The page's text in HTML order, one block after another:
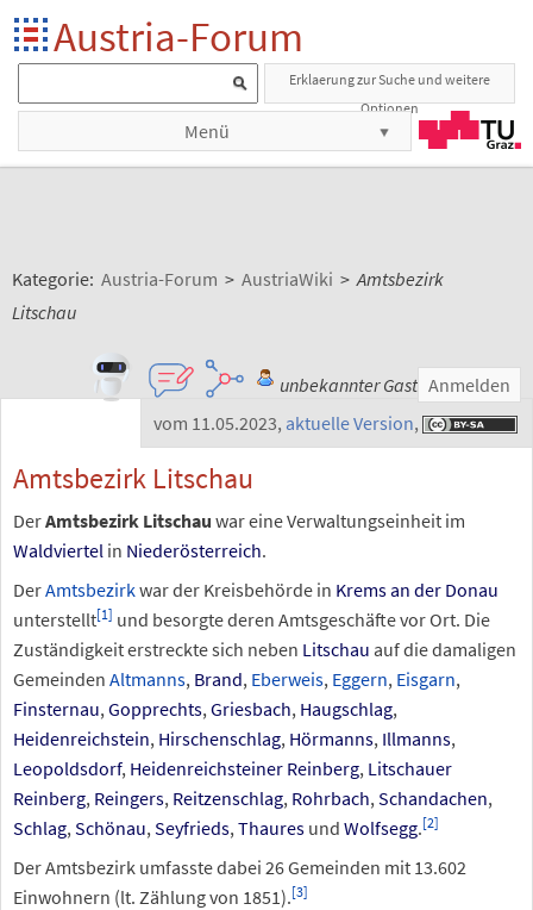
Austria-Forum
Erklaerung zur Suche und weitere
Optionen
Menü
Kategorie: Austria-Forum > AustriaWiki > Amtsbezirk
Litschau
unbekannter Gast Anmelden
vom 11.05.2023, aktuelle Version,
Amtsbezirk Litschau
DerAmtsbezirk Litschau war eine Verwaltungseinheit im
Waldviertel in Niederösterreich.
DerAmtsbezirkwar der Kreisbehörde in Krems an der Donau
unterstellt[1] und besorgte deren Amtsgeschäfte vor Ort. Die
Zuständigkeit erstreckte sich neben Litschau auf die damaligen
Gemeinden Altmanns, Brand, Eberweis, Eggern, Eisgarn,
Finsternau,Gopprechts,Griesbach, Haugschlag,
Heidenreichstein, Hirschenschlag, Hörmanns, Illmanns,
Leopoldsdorf, Heidenreichsteiner Reinberg, Litschauer
Reinberg, Reingers, Reitzenschlag, Rohrbach,Schandachen,
Schlag,Schönau,Seyfrieds,Thaures und Wolfsegg.[2]
Der Amtsbezirk umfasste dabei 26 Gemeinden mit 13.602
Einwohnern (lt. Zählung von 1851).[3]